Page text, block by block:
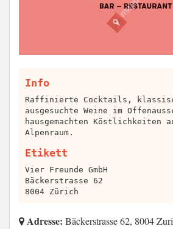
Info
Raffinierte Cocktails,
ausgesuchte Weine im
hausgemachten Köstlichkeiten
Alpenraum.
Etikett
Vier Freunde GmbH
Bäckerstrasse 62
8004 Zürich
Adresse: Bäckerstrasse 62, 8004